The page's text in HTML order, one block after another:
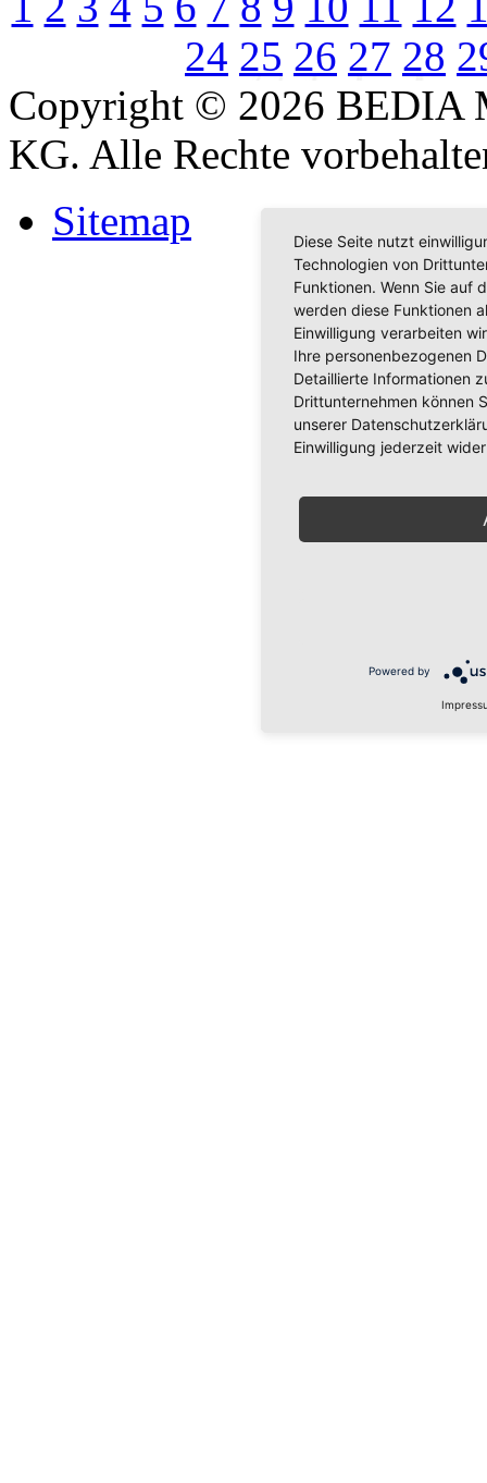
24 25 26 27 28
Copyright © 2026 BEDIA
KG. Alle Rechte
Sitemap
Diese Seite nutzt
Technologien von
Funktionen. Wenn Sie auf
werden diese Funktionen
Einwilligung verarbeiten
Ihre personenbezogenen
Detaillierte Informationen
Drittunternehmen können
unserer
Einwilligung jederzeit
Powered by